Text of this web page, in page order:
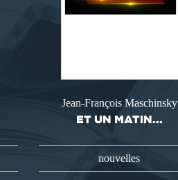
Jean-François Maschinsky
ET UN MATIN...
nouvelles